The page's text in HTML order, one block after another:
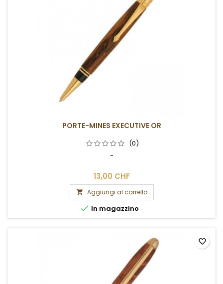
PORTE-MINES EXECUTIVE OR
(0)
-
13,00 CHF
 Aggiungi al carrello
 In magazzino
favorite_border